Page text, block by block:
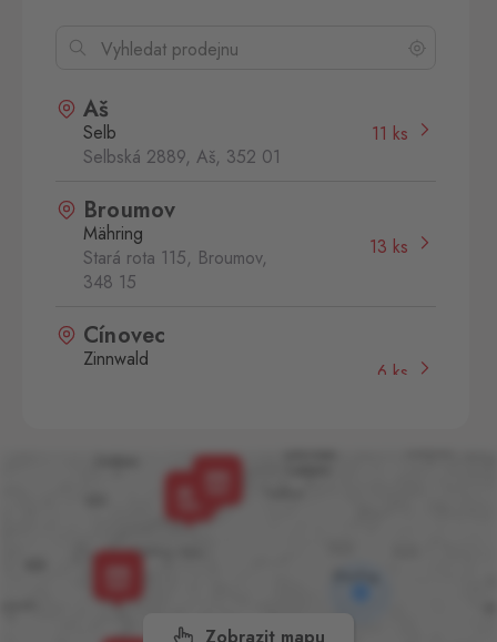
Zobrazit mapu
Aš
Selb
Selbská 2889, Aš, 352 01
11 ks
Broumov
Mähring
Stará rota 115, Broumov,
348 15
13 ks
Cínovec
Zinnwald
6 ks
České Velenice
České Velenice 670, České
378 10
Dolní Dvořiště
Wullowitz
Dolní Dvořiště 219, Dolní